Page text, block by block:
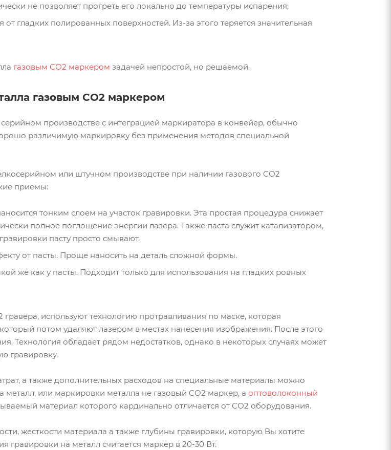
не позволяет прогреть его локально до температуры испарения;
гладких полированных поверхностей. Из-за этого теряется значительная
газовым СО2 маркером задачей непростой, но решаемой.
газовым СО2 маркером
производстве с интеграцией маркиратора в конвейер, обычно
различимую маркировку без применения методов специальной
или штучном производстве при наличии газового СО2
приемы:
тонким слоем на участок гравировки. Эта простая процедура снижает
полное поглощение энергии лазера. Также паста служит катализатором,
пасту просто смывают.
от пасты. Проще наносить на деталь сложной формы.
же как у пасты. Подходит только для использования на гладких ровных
используют технологию протравливания по маске, которая
потом удаляют лазером в местах нанесения изображения. После этого
Технология обладает рядом недостатков, однако в некоторых случаях может
гравировку.
а также дополнительных расходов на специальные материалы можно
металл, или маркировки металла не газовый CO2 маркер, а оптоволоконный
материал которого кардинально отличается от СО2 оборудования.
жесткости материала а также глубины гравировки, которую Вы хотите
на металл считается маркер в 20-30 Вт.